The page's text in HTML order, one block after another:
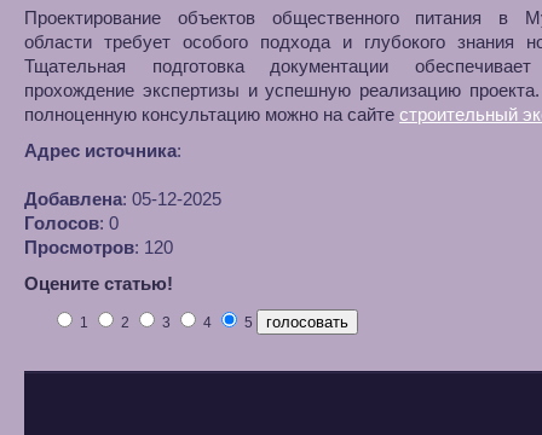
Проектирование объектов общественного питания в
области требует особого подхода и глубокого знания
Тщательная подготовка документации
прохождение экспертизы и успешную реализацию
полноценную консультацию можно на сайте строительный
Адрес источника:
Добавлена: 05-12-2025
Голосов: 0
Просмотров: 120
Оцените статью!
1 2 3 4 5